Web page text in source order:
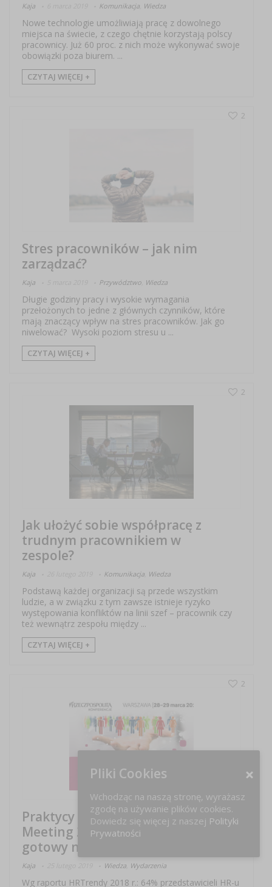
Kaja Komunikacja Wiedza
Nowe technologie umożliwiają pracę z dowolnego
miejsca na świecie, z czego chętnie korzystają polscy
pracownicy. Już 60 proc. z nich może wykonywać swoje
obowiązki poza biurem. ...
CZYTAJ WIĘCEJ +
Stres pracowników – jak nim
zarządzać?
Kaja Przywództwo Wiedza
Długie godziny pracy i wysokie wymagania
przełożonych to jedne z głównych czynników, które
mają znaczący wpływ na stres pracowników. Jak go
niwelować? Wysoki poziom stresu u ...
CZYTAJ WIĘCEJ +
2
Jak ułożyć sobie współpracę z
trudnym pracownikiem w
zespole?
Kaja Komunikacja Wiedza
Podstawą każdej organizacji są przede wszystkim
ludzie, a w związku z tym zawsze istnieje ryzyko
występowania konfliktów na linii szef – pracownik czy
też wewnątrz zespołu między ...
CZYTAJ WIĘCEJ +
2
Praktycy dla praktyków HR
Meeting 2019 – Czy jesteś
gotowy na nowe wyzwania?
Kaja Wiedza Wydarzenia
Wg raportu HRTrendy 2018 r.: 64% przedstawicieli HR-u
2
Pliki Cookies
Wchodząc na naszą stronę, wyrażasz
zgodę na używanie plików cookies.
Dowiedz się więcej z naszej Polityki
Prywatności